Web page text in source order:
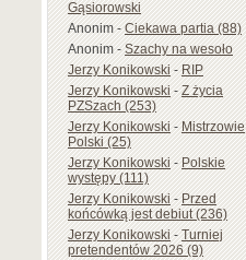
Gąsiorowski
Anonim-Ciekawa partia (88)
Anonim-Szachy na wesoło
Jerzy Konikowski-RIP
Jerzy Konikowski-Z życia
PZSzach (253)
Jerzy Konikowski-Mistrzowie
Polski (25)
Jerzy Konikowski-Polskie
występy (111)
Jerzy Konikowski-Przed
końcówką jest debiut (236)
Jerzy Konikowski-Turniej
pretendentów 2026 (9)